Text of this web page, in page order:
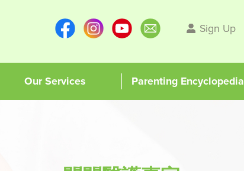
Sign Up
Our Services Parenting Encyclopedia